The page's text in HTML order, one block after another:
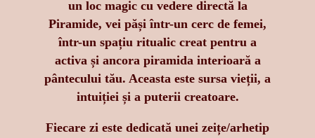
un loc magic cu vedere directă la
Piramide, vei păși într-un cerc de femei,
într-un spațiu ritualic creat pentru a
activa și ancora piramida interioară a
pântecului tău. Aceasta este sursa vieții, a
intuiției și a puterii creatoare.
Fiecare zi este dedicată unei zeițe/arhetip